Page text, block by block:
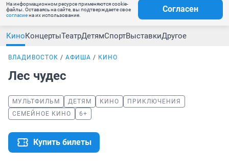
На информационном ресурсе применяются cookie-
файлы. Оставаясь на сайте, вы подтверждаете свое
согласиена их использование.
Согласен
КиноКонцертыТеатрДетямСпортВыставкиДругое
ВЛАДИВОСТОК АФИША КИНО
Лес чудес
МУЛЬТФИЛЬМ ДЕТЯМ КИНО
ПРИКЛЮЧЕНИЯ
СЕМЕЙНОЕ КИНО
6+
Купить билеты